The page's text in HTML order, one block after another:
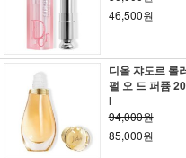
46,500원
디올 쟈도르 롤
펄 오 드 퍼퓸
l
94,000원
85,000원